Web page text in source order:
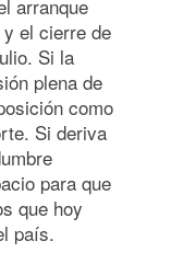
arranque
el cierre de
Si la
plena de
como
Si deriva
para que
que hoy
país.